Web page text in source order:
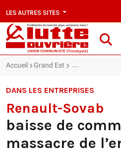
LES AUTRES SITES
Accueil Grand Est Renault-Sovab
DANS LES ENTREPRISES
Renault-Sovab
baisse de
massacre de